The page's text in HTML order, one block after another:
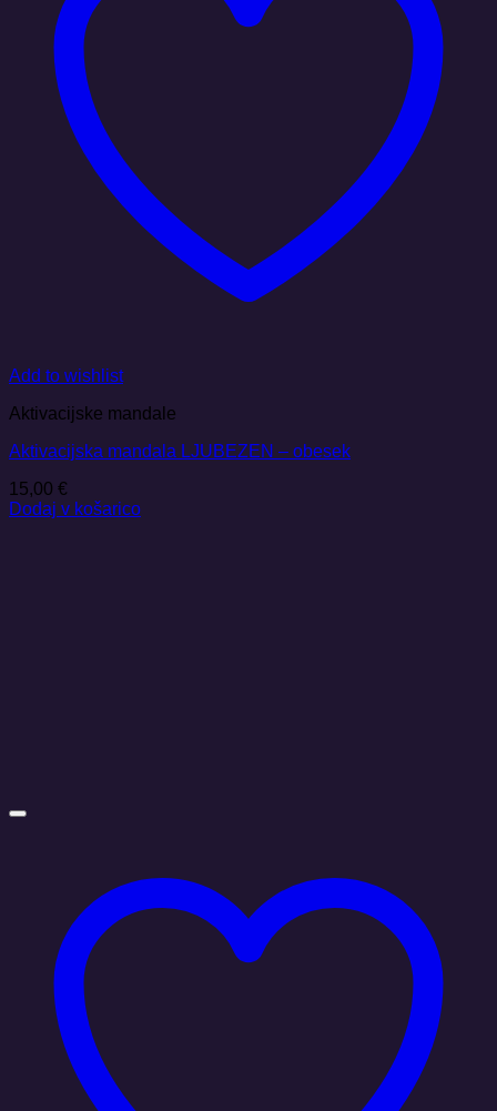
Add to wishlist
Aktivacijske mandale
Aktivacijska mandala LJUBEZEN – obesek
15,00 €
Dodaj v košarico